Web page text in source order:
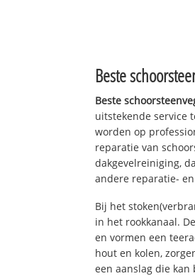
Beste
Beste
uitstekende service
worden op
reparatie van
dakgevelreiniging,
andere reparatie-
Bij het
in het rookkanaal.
en vormen een
hout en kolen,
een aanslag die